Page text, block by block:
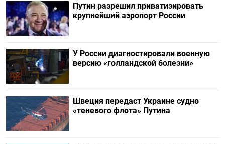
Путин разрешил приватизировать
крупнейший аэропорт России
У России диагностировали военную
версию «голландской болезни»
Швеция передаст Украине судно
«теневого флота» Путина